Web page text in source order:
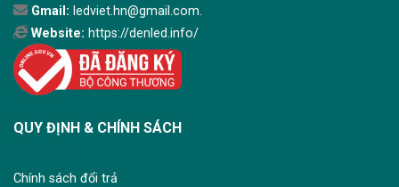
Gmail: ledviet.hn@gmail.com.
Website: https://denled.info/
QUY ĐỊNH & CHÍNH SÁCH
Chính sách đổi trả